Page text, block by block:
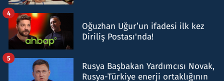
Oğuzhan Uğur’un ifadesi ilk kez
Diriliş Postası'nda!
4
Rusya Başbakan Yardımcısı Novak,
Rusya-Türkiye enerji ortaklığının
5